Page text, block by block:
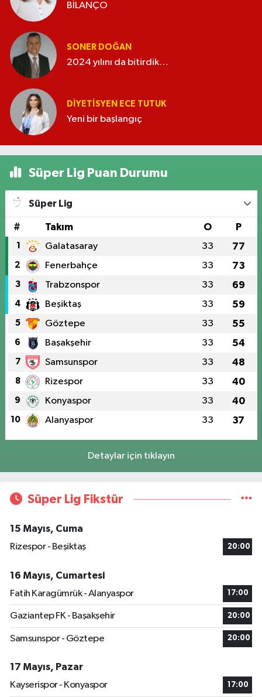
BİLANÇO
SONER DOĞAN
2024 yılını da bitirdik…
DIYETISYEN ECE TUTUK
Yeni bir başlangıç
Süper Lig Puan Durumu
Süper Lig
# Takım O P
1 Galatasaray 33 77
2 Fenerbahçe 33 73
3 Trabzonspor 33 69
4 Beşiktaş 33 59
5 Göztepe 33 55
6 Başakşehir 33 54
7 Samsunspor 33 48
8 Rizespor 33 40
9 Konyaspor 33 40
10 Alanyaspor 33 37
Detaylar için tıklayın
Süper Lig Fikstür
15 Mayıs, Cuma
Rizespor - Beşiktaş
20:00
16 Mayıs, Cumartesi
Fatih Karagümrük - Alanyaspor
17:00
Gaziantep FK - Başakşehir 20:00
Samsunspor - Göztepe 20:00
17 Mayıs, Pazar
Kayserispor - Konyaspor
17:00